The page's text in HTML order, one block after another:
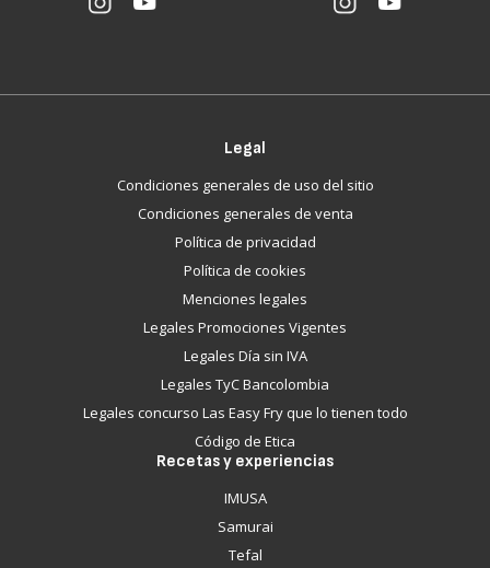
Legal
Condiciones generales de uso del sitio
Condiciones generales de venta
Política de privacidad
Política de cookies
Menciones legales
Legales Promociones Vigentes
Legales Día sin IVA
Legales TyC Bancolombia
Legales concurso Las Easy Fry que lo tienen todo
Código de Etica
Recetas y experiencias
IMUSA
Samurai
Tefal